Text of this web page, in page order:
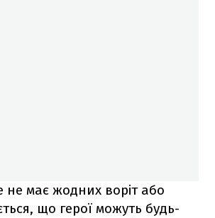
не має жодних воріт або
що герої можуть будь-